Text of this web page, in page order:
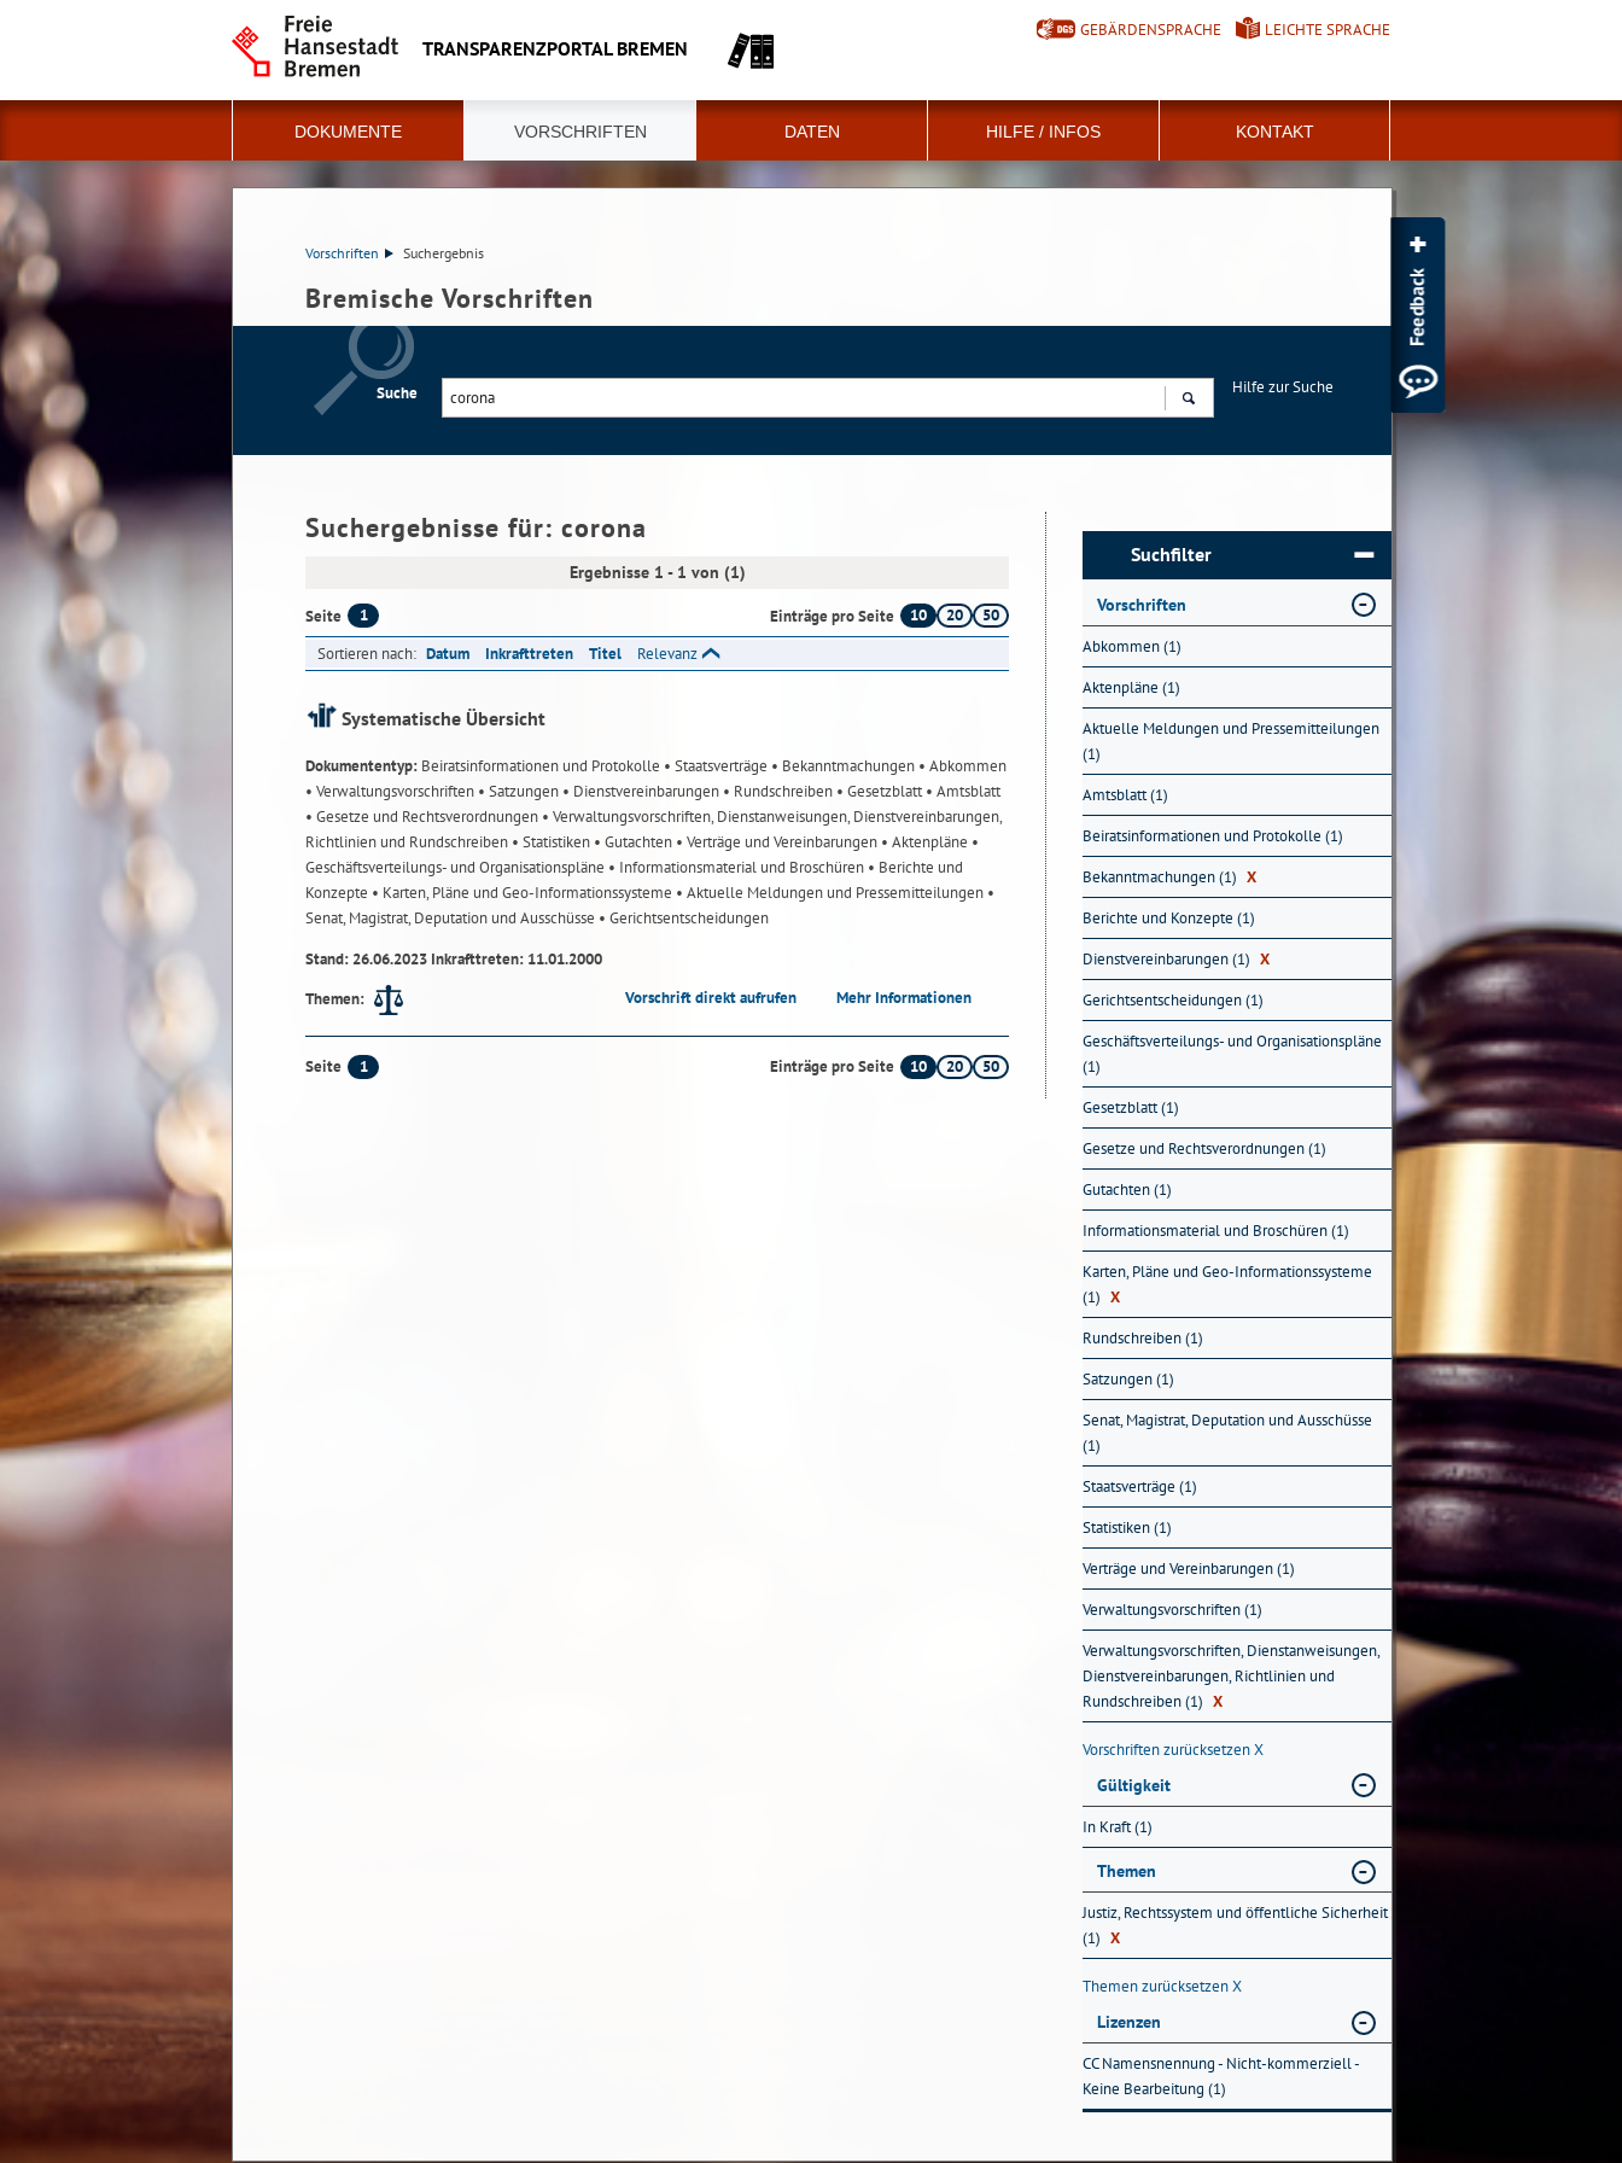
TRANSPARENZPORTAL BREMEN
GEBÄRDENSPRACHE LEICHTE SPRACHE
DOKUMENTE VORSCHRIFTEN DATEN HILFE / INFOS KONTAKT
Vorschriften Suchergebnis
Bremische Vorschriften
Suche
Hilfe zur Suche
Suchergebnisse für: corona
Ergebnisse 1 - 1 von (1)
Seite 1 Einträge pro Seite 10 20
50
Sortieren nach: Datum Inkrafttreten Titel Relevanz
Systematische Übersicht
Dokumententyp: Beiratsinformationen und Protokolle • Staatsverträge • Bekanntmachungen • Abkommen
• Verwaltungsvorschriften • Satzungen • Dienstvereinbarungen • Rundschreiben • Gesetzblatt• Amtsblatt
• Gesetze und Rechtsverordnungen • Verwaltungsvorschriften, Dienstanweisungen, Dienstvereinbarungen,
Richtlinien und Rundschreiben • Statistiken • Gutachten • Verträge und Vereinbarungen • Aktenpläne •
Geschäftsverteilungs- und Organisationspläne • Informationsmaterial und Broschüren • Berichte und
Konzepte • Karten, Pläne und Geo-Informationssysteme • Aktuelle Meldungen und Pressemitteilungen •
Senat, Magistrat, Deputation und Ausschüsse • Gerichtsentscheidungen
Stand: 26.06.2023 Inkrafttreten: 11.01.2000
Themen:
Vorschrift direkt aufrufen Mehr Informationen
Seite 1 Einträge pro Seite 10 20 50
Suchfilter
Vorschriften
Abkommen (1)
Aktenpläne (1)
Aktuelle Meldungen und Pressemitteilungen
(1)
Amtsblatt (1)
Beiratsinformationen und Protokolle (1)
Bekanntmachungen (1) X
Berichte und Konzepte (1)
Dienstvereinbarungen (1) X
Gerichtsentscheidungen (1)
Geschäftsverteilungs- und Organisationspläne
(1)
Gesetzblatt (1)
Gesetze und Rechtsverordnungen (1)
Gutachten (1)
Informationsmaterial und Broschüren (1)
Karten, Pläne und Geo-Informationssysteme
(1) X
Rundschreiben (1)
Satzungen (1)
Senat, Magistrat, Deputation und Ausschüsse
(1)
Staatsverträge (1)
Statistiken (1)
Verträge und Vereinbarungen (1)
Verwaltungsvorschriften (1)
Verwaltungsvorschriften, Dienstanweisungen,
Dienstvereinbarungen, Richtlinien und
Rundschreiben (1) X
Vorschriften zurücksetzenX
Gültigkeit
In Kraft (1)
Themen
Justiz, Rechtssystem und öffentliche Sicherheit
(1) X
Themen zurücksetzenX
Lizenzen
CC Namensnennung - Nicht-kommerziell -
Keine Bearbeitung (1)